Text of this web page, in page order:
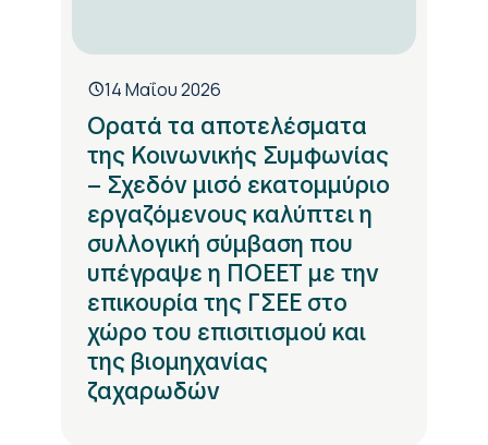
14 Μαΐου 2026
Ορατά τα αποτελέσματα
της Κοινωνικής Συμφωνίας
– Σχεδόν μισό εκατομμύριο
εργαζόμενους καλύπτει η
συλλογική σύμβαση που
υπέγραψε η ΠΟΕΕΤ με την
επικουρία της ΓΣΕΕ στο
χώρο του επισιτισμού και
της βιομηχανίας
ζαχαρωδών